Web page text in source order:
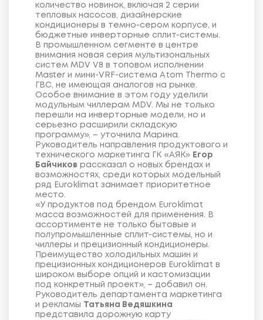
количество новинок, включая 2 серии
тепловых насосов, дизайнерские
кондиционеры в темно-сером корпусе, и
бюджетные инверторные сплит-системы.
В промышленном сегменте в центре
внимания новая серия мультизональных
систем MDV V8 в топовом исполнении
Master и мини-VRF-система Atom Thermo с
ГВС, не имеющая аналогов на рынке.
Особое внимание в этом году уделили
модульным чиллерам MDV. Мы не только
перешли на инверторные модели, но и
серьезно расширили складскую
программу», – уточнила Марина.
Руководитель направления продуктового и
технического маркетинга ГК «АЯК» Егор
Байчиков рассказал о новых брендах и
возможностях, среди которых модельный
ряд Euroklimat занимает приоритетное
место.
«У продуктов под брендом Euroklimat
масса возможностей для применения. В
ассортименте не только бытовые и
полупромышленные сплит-системы, но и
чиллеры и прецизионный кондиционеры.
Преимущество холодильных машин и
прецизионных кондиционеров Euroklimat в
широком выборе опций и кастомизации
под конкретный проект», – добавил он.
Руководитель департамента маркетинга
и рекламы Татьяна Ведяшкина
представила дорожную карту